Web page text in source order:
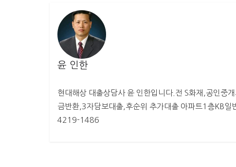
윤 인한
현대해상 대출상담사 윤 인한입니다.전 S화재,공인중
금반환,3자담보대출,후순위 추가대출 아파트1층KB
4219-1486